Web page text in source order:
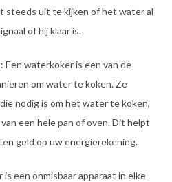
steeds uit te kijken of het water al
of hij klaar is.
waterkoker is een van de
om water te koken. Ze
nodig is om het water te koken,
een hele pan of oven. Dit helpt
geld op uw energierekening.
een onmisbaar apparaat in elke